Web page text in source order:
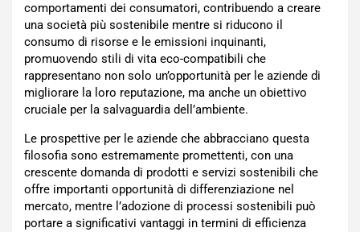
comportamenti dei consumatori, contribuendo a creare
una società più sostenibile mentre si riducono il
consumo di risorse e le emissioni inquinanti,
promuovendo stili di vita eco-compatibili che
rappresentano non solo un’opportunità per le aziende di
migliorare la loro reputazione, ma anche un obiettivo
cruciale per la salvaguardia dell’ambiente.
Le prospettive per le aziende che abbracciano questa
filosofia sono estremamente promettenti, con una
crescente domanda di prodotti e servizi sostenibili che
offre importanti opportunità di differenziazione nel
mercato, mentre l’adozione di processi sostenibili può
portare a significativi vantaggi in termini di efficienza